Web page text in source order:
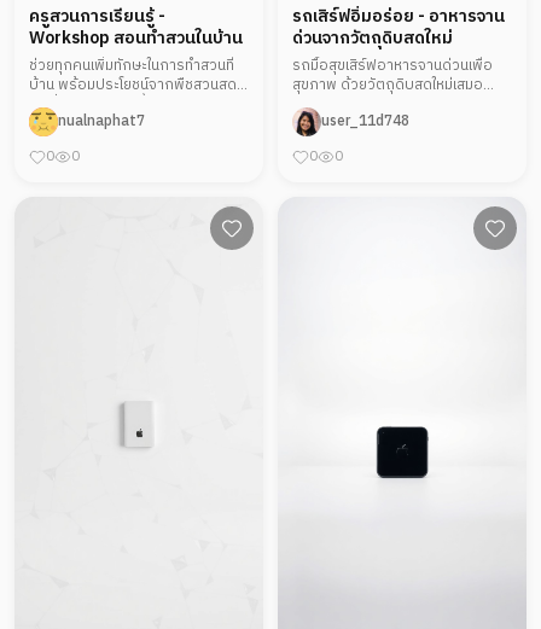
ครูสวนการเรียนรู้ -
Workshop สอนทำสวนในบ้าน
ช่วยทุกคนเพิ่มทักษะในการทำสวนที่
บ้าน พร้อมประโยชน์จากพืชสวนสด
ใหม่ที่ปลูกเอง สอนทั้งการปลูกและ
การดูแลรักษาผักสวนครัวในแบบ
ยั่งยืน
nualnaphat7
0
0
รถเสิร์ฟอิ่มอร่อย - อาหารจาน
ด่วนจากวัตถุดิบสดใหม่
รถมื้อสุขเสิร์ฟอาหารจานด่วนเพื่อ
สุขภาพ ด้วยวัตถุดิบสดใหม่เสมอ
พร้อมบริการจัดส่งใกล้เคียง คุณจะ
ได้อิ่มอร่อยในแบบที่ดีต่อสุขภาพ
สร้างชีวิตที่ดีในทุกมื้ออาหาร
user_11d748
0
0